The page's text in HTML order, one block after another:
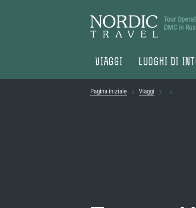
Tour
DMC in
VIAGGI LUOGHI DI
Pagina iniziale Viaggi